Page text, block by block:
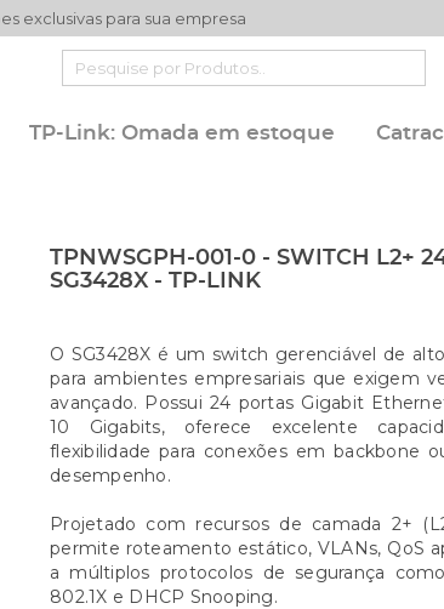
exclusivas para sua empresa
TP-Link: Omada em estoque
TPNWSGPH-001-0 - SWITCH L2+
SG3428X - TP-LINK
O SG3428X é um switch gerenciável de
para ambientes empresariais que exigem
avançado. Possui 24 portas Gigabit
10 Gigabits, oferece excelente
flexibilidade para conexões em backbone
desempenho.
Projetado com recursos de camada 2+
permite roteamento estático, VLANs, QoS
a múltiplos protocolos de segurança
802.1X e DHCP Snooping.